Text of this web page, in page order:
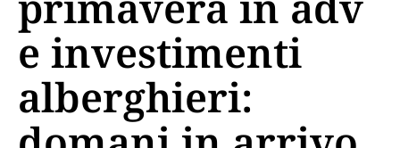
e investimenti
alberghieri: